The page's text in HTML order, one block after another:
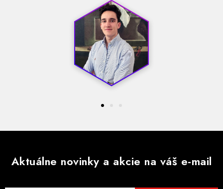
Aktuálne novinky a akcie na váš e-mail